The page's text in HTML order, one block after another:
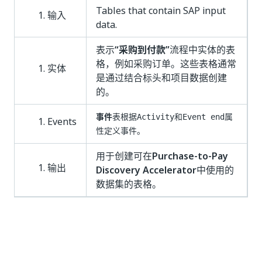
输入
Tables that contain SAP input
data.
实体
表示“采购到付款”流程中实体的表
格，例如采购订单。这些表格通常
是通过结合标头和项目数据创建
的。
Events 事件表根据Activity和Event end属
性定义事件。
输出
用于创建可在Purchase-to-Pay
Discovery Accelerator中使用的
数据集的表格。